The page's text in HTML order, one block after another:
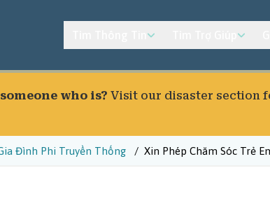
who is? Visit our disaster section
Đình Phi Truyền Thống Xin Phép Chăm Sóc Trẻ